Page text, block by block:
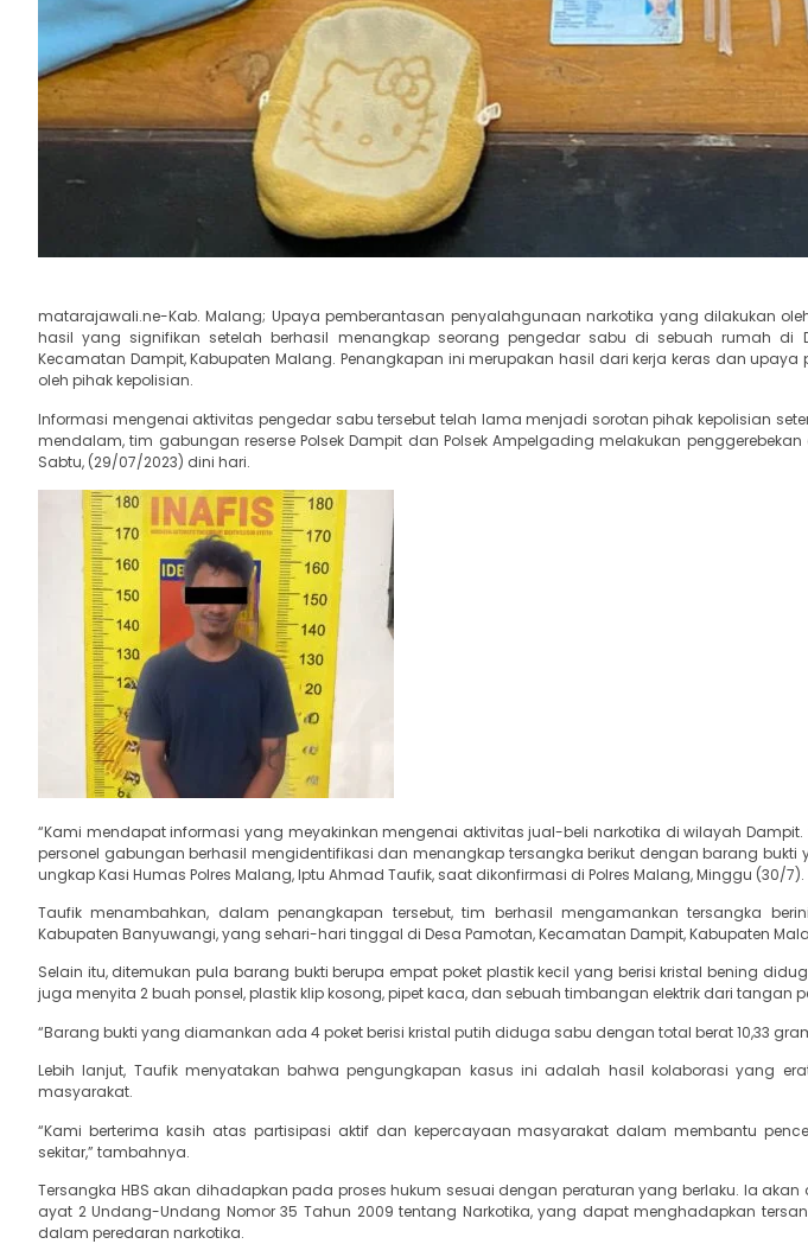
matarajawali.ne-Kab. Malang; Upaya pemberantasan penyalahgunaan narkotika yang dilakukan
hasil yang signifikan setelah berhasil menangkap seorang pengedar sabu di sebuah rumah di
Kecamatan Dampit, Kabupaten Malang. Penangkapan ini merupakan hasil dari kerja keras dan
oleh pihak kepolisian.
Informasi mengenai aktivitas pengedar sabu tersebut telah lama menjadi sorotan pihak kepolisian
mendalam, tim gabungan reserse Polsek Dampit dan Polsek Ampelgading melakukan
Sabtu, (29/07/2023) dini hari.
“Kami mendapat informasi yang meyakinkan mengenai aktivitas jual-beli narkotika di wilayah Dampit.
personel gabungan berhasil mengidentifikasi dan menangkap tersangka berikut dengan barang bukti
ungkap Kasi Humas Polres Malang, Iptu Ahmad Taufik, saat dikonfirmasi di Polres Malang, Minggu (30/7).
Taufik menambahkan, dalam penangkapan tersebut, tim berhasil mengamankan tersangka
Kabupaten Banyuwangi, yang sehari-hari tinggal di Desa Pamotan, Kecamatan Dampit, Kabupaten
Selain itu, ditemukan pula barang bukti berupa empat poket plastik kecil yang berisi kristal bening
juga menyita 2 buah ponsel, plastik klip kosong, pipet kaca, dan sebuah timbangan elektrik dari tangan
“Barang bukti yang diamankan ada 4 poket berisi kristal putih diduga sabu dengan total berat 10,33
Lebih lanjut, Taufik menyatakan bahwa pengungkapan kasus ini adalah hasil kolaborasi yang
masyarakat.
“Kami berterima kasih atas partisipasi aktif dan kepercayaan masyarakat dalam membantu
sekitar,” tambahnya.
Tersangka HBS akan dihadapkan pada proses hukum sesuai dengan peraturan yang berlaku. Ia akan
ayat 2 Undang-Undang Nomor 35 Tahun 2009 tentang Narkotika, yang dapat menghadapkan
dalam peredaran narkotika.